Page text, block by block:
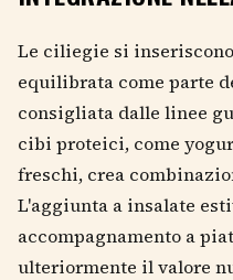
Le ciliegie si
equilibrata come parte
consigliata dalle linee
cibi proteici, come
freschi, crea
L'aggiunta a insalate
accompagnamento a
ulteriormente il valore